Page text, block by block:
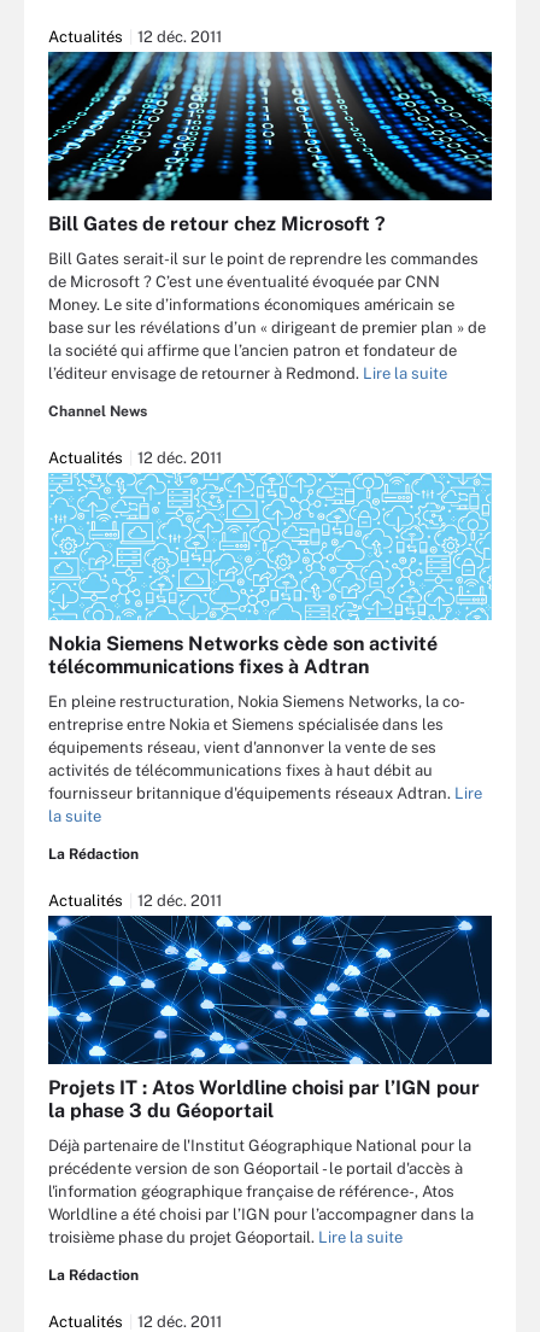
Actualités 12 déc. 2011
Bill Gates de retour chez Microsoft ?
Bill Gates serait-il sur le point de reprendre les commandes
de Microsoft ? C’est une éventualité évoquée par CNN
Money. Le site d’informations économiques américain se
base sur les révélations d’un « dirigeant de premier plan » de
la société qui affirme que l’ancien patron et fondateur de
l’éditeur envisage de retourner à Redmond. Lire la suite
Channel News
Actualités 12 déc. 2011
Nokia Siemens Networks cède son activité
télécommunications fixes à Adtran
En pleine restructuration, Nokia Siemens Networks, la co-
entreprise entre Nokia et Siemens spécialisée dans les
équipements réseau, vient d'annonver la vente de ses
activités de télécommunications fixes à haut débit au
fournisseur britannique d'équipements réseaux Adtran. Lire
la suite
La Rédaction
Actualités 12 déc. 2011
Projets IT : Atos Worldline choisi par l’IGN pour
la phase 3 du Géoportail
Déjà partenaire de l'Institut Géographique National pour la
précédente version de son Géoportail - le portail d'accès à
l'information géographique française de référence-, Atos
Worldline a été choisi par l’IGN pour l’accompagner dans la
troisième phase du projet Géoportail. Lire la suite
La Rédaction
Actualités 12 déc. 2011